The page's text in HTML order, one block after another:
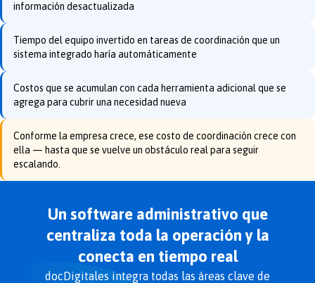
información desactualizada
Tiempo del equipo invertido en tareas de coordinación que un
sistema integrado haría automáticamente
Costos que se acumulan con cada herramienta adicional que se
agrega para cubrir una necesidad nueva
Conforme la empresa crece, ese costo de coordinación crece con
ella — hasta que se vuelve un obstáculo real para seguir
escalando.
Un software administrativo que
centraliza toda la operación y la
conecta en tiempo real
docDigitales integra todas las áreas clave de